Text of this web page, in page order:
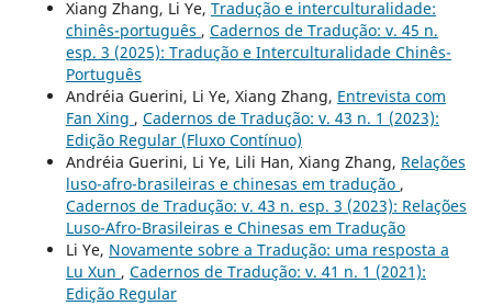
Xiang Zhang, Li Ye, Tradução e interculturalidade:
chinês-português , Cadernos de Tradução: v. 45 n.
esp. 3 (2025): Tradução e Interculturalidade Chinês-
Português
Andréia Guerini, Li Ye, Xiang Zhang, Entrevista com
Fan Xing , Cadernos de Tradução: v. 43 n. 1 (2023):
Edição Regular (Fluxo Contínuo)
Andréia Guerini, Li Ye, Lili Han, Xiang Zhang, Relações
luso-afro-brasileiras e chinesas em tradução ,
Cadernos de Tradução: v. 43 n. esp. 3 (2023): Relações
Luso-Afro-Brasileiras e Chinesas em Tradução
Li Ye, Novamente sobre a Tradução: uma resposta a
Lu Xun , Cadernos de Tradução: v. 41 n. 1 (2021):
Edição Regular